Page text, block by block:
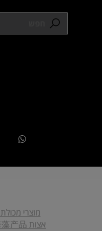
מוצרי מכולת 杂货产品
אצות 海藻产品